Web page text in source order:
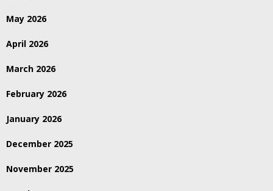
May 2026
April 2026
March 2026
February 2026
January 2026
December 2025
November 2025